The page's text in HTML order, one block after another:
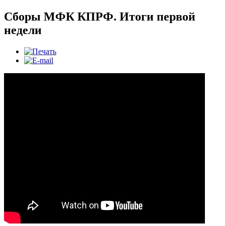
Сборы МФК КПРФ. Итоги первой
недели